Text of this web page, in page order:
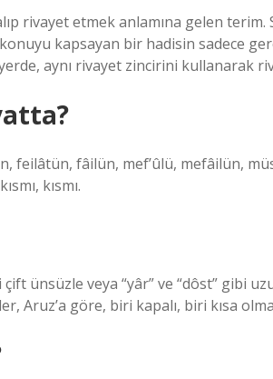
rivayet etmek anlamına gelen terim.
kapsayan bir hadisin sadece
aynı rivayet zincirini kullanarak
kısmı.
çift ünsüzle veya “yâr” ve “dôst” gibi
Aruz’a göre, biri kapalı, biri kısa